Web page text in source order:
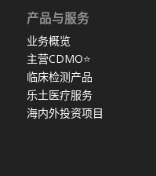
产品与服务
业务概览
主营CDMO⭐
临床检测产品
乐土医疗服务
海内外投资项目